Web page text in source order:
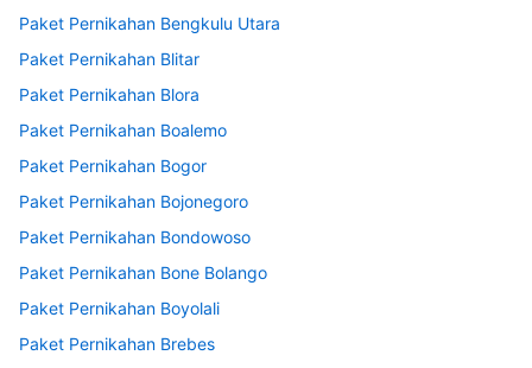
Paket Pernikahan Bengkulu Utara
Paket Pernikahan Blitar
Paket Pernikahan Blora
Paket Pernikahan Boalemo
Paket Pernikahan Bogor
Paket Pernikahan Bojonegoro
Paket Pernikahan Bondowoso
Paket Pernikahan Bone Bolango
Paket Pernikahan Boyolali
Paket Pernikahan Brebes